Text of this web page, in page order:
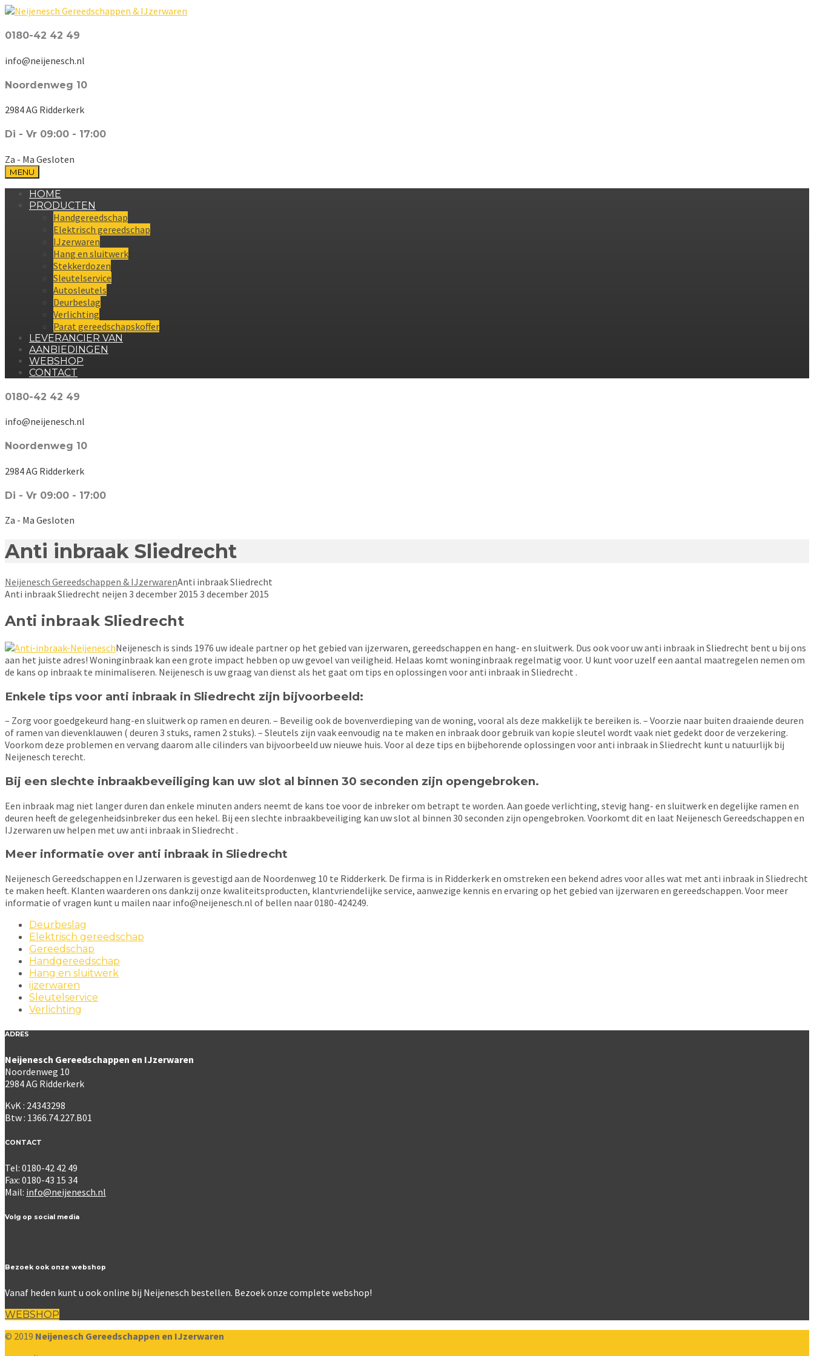
0180-42 42 49
info@neijenesch.nl
Noordenweg 10
2984 AG Ridderkerk
Di - Vr 09:00 - 17:00
Za - Ma Gesloten
MENU
HOME
PRODUCTEN
Handgereedschap
Elektrisch gereedschap
IJzerwaren
Hang en sluitwerk
Stekkerdozen
Sleutelservice
Autosleutels
Deurbeslag
Verlichting
Parat gereedschapskoffer
LEVERANCIER VAN
AANBIEDINGEN
WEBSHOP
CONTACT
0180-42 42 49
info@neijenesch.nl
Noordenweg 10
2984 AG Ridderkerk
Di - Vr 09:00 - 17:00
Za - Ma Gesloten
Anti inbraak Sliedrecht
Neijenesch Gereedschappen & IJzerwarenAnti inbraak Sliedrecht
Anti inbraak Sliedrecht neijen 3 december 2015 3 december 2015
Anti inbraak Sliedrecht
Neijenesch is sinds 1976 uw ideale partner op het gebied van ijzerwaren, gereedschappen en hang- en sluitwerk. Dus ook voor uw anti inbraak in Sliedrecht bent u bij ons
aan het juiste adres! Woninginbraak kan een grote impact hebben op uw gevoel van veiligheid. Helaas komt woninginbraak regelmatig voor. U kunt voor uzelf een aantal maatregelen nemen om
de kans op inbraak te minimaliseren. Neijenesch is uw graag van dienst als het gaat om tips en oplossingen voor anti inbraak in Sliedrecht .
Enkele tips voor anti inbraak in Sliedrecht zijn bijvoorbeeld:
– Zorg voor goedgekeurd hang-en sluitwerk op ramen en deuren. – Beveilig ook de bovenverdieping van de woning, vooral als deze makkelijk te bereiken is. – Voorzie naar buiten draaiende deuren
of ramen van dievenklauwen ( deuren 3 stuks, ramen 2 stuks). – Sleutels zijn vaak eenvoudig na te maken en inbraak door gebruik van kopie sleutel wordt vaak niet gedekt door de verzekering.
Voorkom deze problemen en vervang daarom alle cilinders van bijvoorbeeld uw nieuwe huis. Voor al deze tips en bijbehorende oplossingen voor anti inbraak in Sliedrecht kunt u natuurlijk bij
Neijenesch terecht.
Bij een slechte inbraakbeveiliging kan uw slot al binnen 30 seconden zijn opengebroken.
Een inbraak mag niet langer duren dan enkele minuten anders neemt de kans toe voor de inbreker om betrapt te worden. Aan goede verlichting, stevig hang- en sluitwerk en degelijke ramen en
deuren heeft de gelegenheidsinbreker dus een hekel. Bij een slechte inbraakbeveiliging kan uw slot al binnen 30 seconden zijn opengebroken. Voorkomt dit en laat Neijenesch Gereedschappen en
IJzerwaren uw helpen met uw anti inbraak in Sliedrecht .
Meer informatie over anti inbraak in Sliedrecht
Neijenesch Gereedschappen en IJzerwaren is gevestigd aan de Noordenweg 10 te Ridderkerk. De firma is in Ridderkerk en omstreken een bekend adres voor alles wat met anti inbraak in Sliedrecht
te maken heeft. Klanten waarderen ons dankzij onze kwaliteitsproducten, klantvriendelijke service, aanwezige kennis en ervaring op het gebied van ijzerwaren en gereedschappen. Voor meer
informatie of vragen kunt u mailen naar info@neijenesch.nl of bellen naar 0180-424249.
Deurbeslag
Elektrisch gereedschap
Gereedschap
Handgereedschap
Hang en sluitwerk
ijzerwaren
Sleutelservice
Verlichting
ADRES
Neijenesch Gereedschappen en IJzerwaren
Noordenweg 10
2984 AG Ridderkerk
KvK : 24343298
Btw : 1366.74.227.B01
CONTACT
Tel: 0180-42 42 49
Fax: 0180-43 15 34
Mail: info@neijenesch.nl
Volg op social media
Bezoek ook onze webshop
Vanaf heden kunt u ook online bij Neijenesch bestellen. Bezoek onze complete webshop!
WEBSHOP
© 2019 Neijenesch Gereedschappen en IJzerwaren